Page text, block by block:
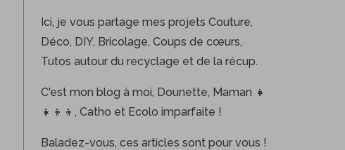
Ici, je vous partage mes projets Couture,
Déco, DIY, Bricolage, Coups de cœurs,
Tutos autour du recyclage et de la récup.
C'est mon blog à moi, Dounette, Maman 👧
👧👦👦, Catho et Ecolo imparfaite !
Baladez-vous, ces articles sont pour vous !